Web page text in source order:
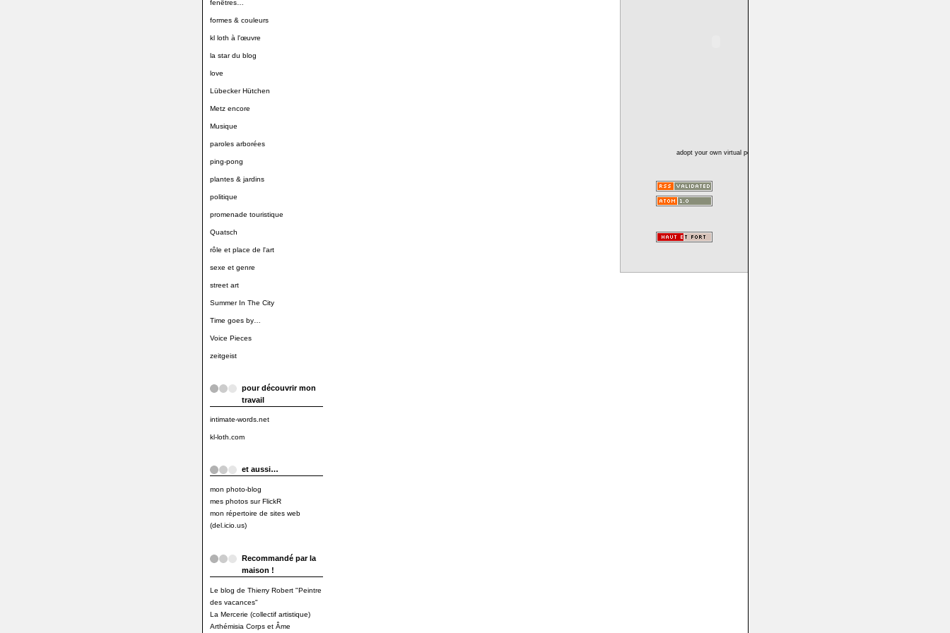
fenêtres…
formes & couleurs
kl loth à l'œuvre
la star du blog
love
Lübecker Hütchen
Metz encore
Musique
paroles arborées
ping-pong
plantes & jardins
politique
promenade touristique
Quatsch
rôle et place de l'art
sexe et genre
street art
Summer In The City
Time goes by…
Voice Pieces
zeitgeist
pour découvrir mon
travail
intimate-words.net
kl-loth.com
et aussi…
mon photo-blog
mes photos sur FlickR
mon répertoire de sites web
(del.icio.us)
Recommandé par la
maison !
Le blog de Thierry Robert "Peintre
des vacances"
La Mercerie (collectif artistique)
Arthémisia Corps et Âme
adopt your own virtual pet!